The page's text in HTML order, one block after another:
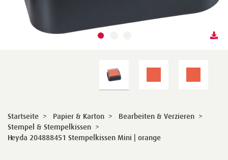
Startseite > Papier & Karton > Bearbeiten & Verzieren >
Stempel & Stempelkissen >
Heyda 204888451 Stempelkissen Mini | orange